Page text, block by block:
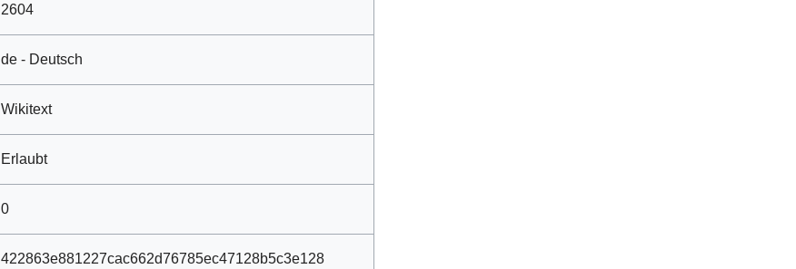
2604
de - Deutsch
Wikitext
Erlaubt
0
422863e881227cac662d76785ec47128b5c3e128